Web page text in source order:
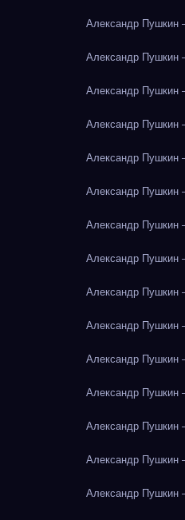
Александр Пушкин
Александр Пушкин
Александр Пушкин
Александр Пушкин
Александр Пушкин
Александр Пушкин
Александр Пушкин
Александр Пушкин
Александр Пушкин
Александр Пушкин
Александр Пушкин
Александр Пушкин
Александр Пушкин
Александр Пушкин
Александр Пушкин